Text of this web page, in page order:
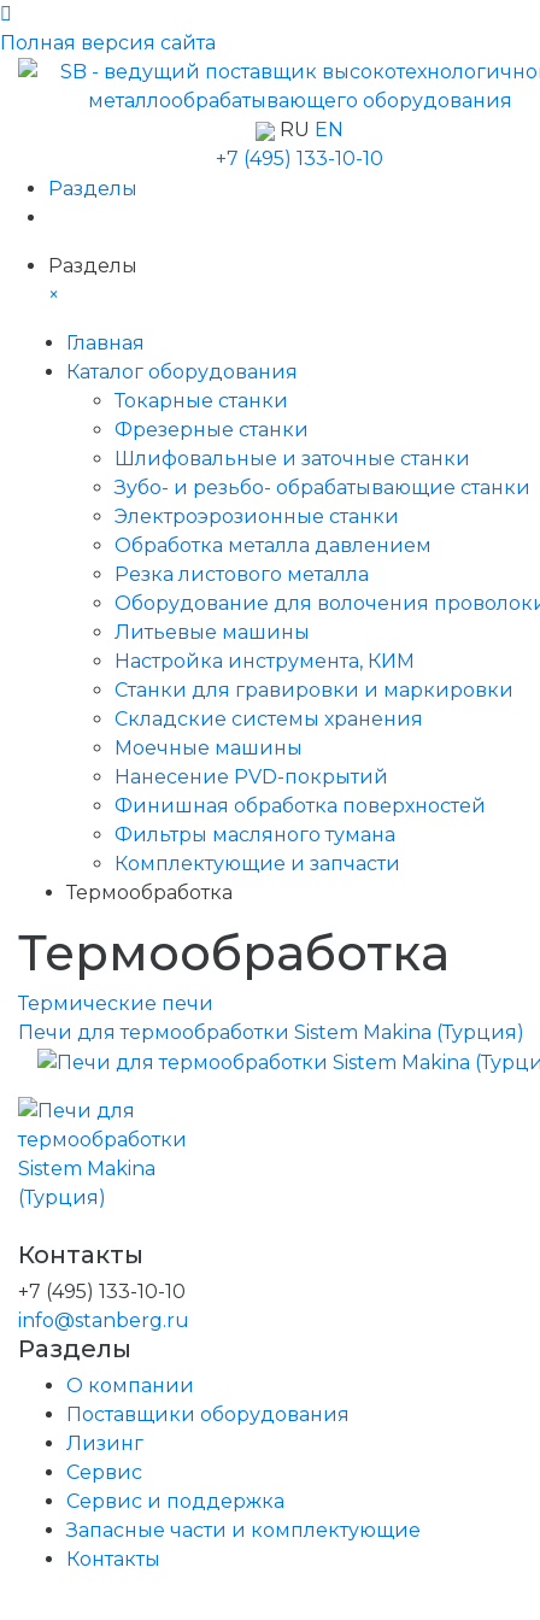
Полная версия сайта
RU EN
+7 (495) 133-10-10
Разделы
Разделы
×
Главная
Каталог оборудования
Токарные станки
Фрезерные станки
Шлифовальные и заточные станки
Зубо- и резьбо- обрабатывающие станки
Электроэрозионные станки
Обработка металла давлением
Резка листового металла
Оборудование для волочения
Литьевые машины
Настройка инструмента, КИМ
Станки для гравировки и маркировки
Складские системы хранения
Моечные машины
Нанесение PVD-покрытий
Финишная обработка поверхностей
Фильтры масляного тумана
Комплектующие и запчасти
Термообработка
Термообработка
Термические печи
Печи для термообработки Sistem Makina (Турция)
Контакты
+7 (495) 133-10-10
info@stanberg.ru
Разделы
О компании
Поставщики оборудования
Лизинг
Сервис
Сервис и поддержка
Запасные части и комплектующие
Контакты